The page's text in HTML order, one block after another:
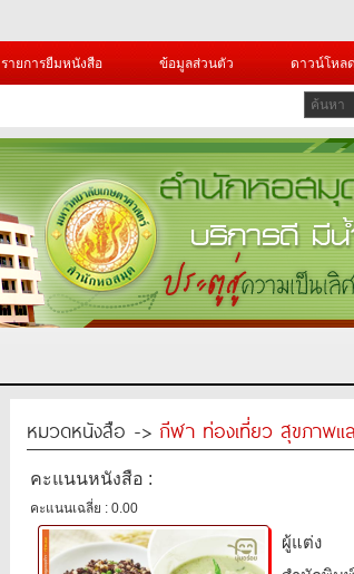
รายการยืมหนังสือ ข้อมูลส่วนตัว ดาวน์โหลด
หมวดหนังสือ -> กีฬา ท่องเที่ยว สุขภาพแ
คะแนนหนังสือ :
คะแนนเฉลี่ย : 0.00
ผู้แต่ง